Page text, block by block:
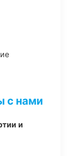
с нами
и